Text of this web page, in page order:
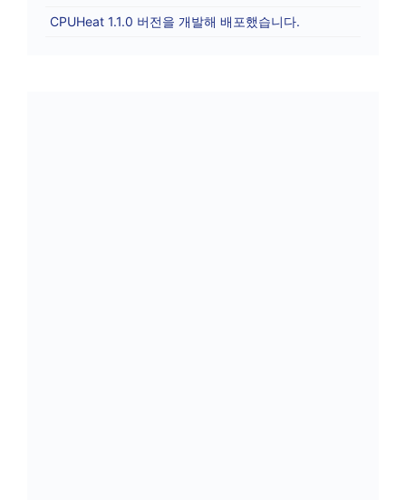
CPUHeat 1.1.0 버전을 개발해 배포했습니다.